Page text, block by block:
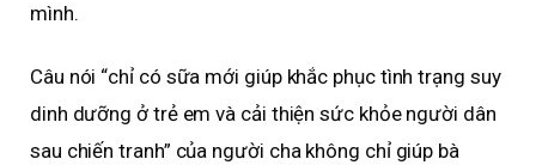
mình.
Câu nói “chỉ có sữa mới giúp khắc phục tình trạng suy
dinh dưỡng ở trẻ em và cải thiện sức khỏe người dân
sau chiến tranh” của người cha không chỉ giúp bà